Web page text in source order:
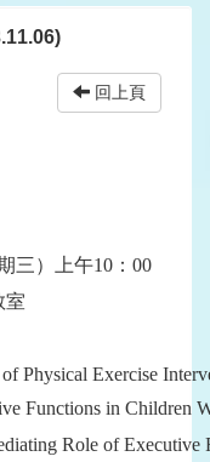
回上頁
三）上午10：00
室
Physical Exercise
Functions in Children
Role of Executive